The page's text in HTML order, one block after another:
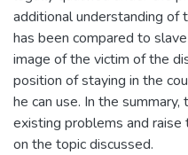
additional understanding of
has been compared to
image of the victim of the
position of staying in the
he can use. In the
existing problems and
on the topic discussed.